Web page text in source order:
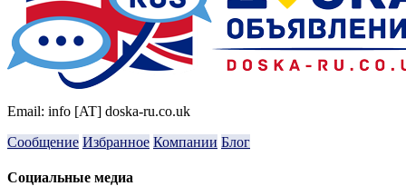
Email: info [AT] doska-ru.co.uk
Сообщение Избранное Компании Блог
Социальные медиа